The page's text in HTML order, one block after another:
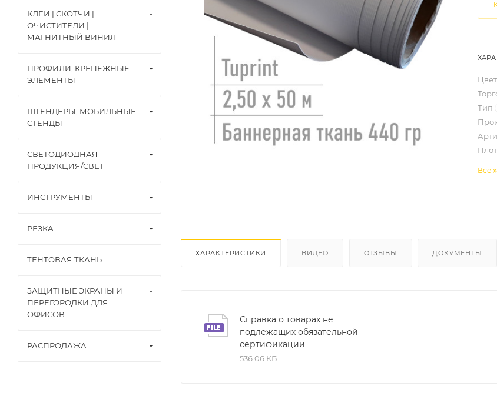
Цвет
Тип
Все
ХАРАКТЕРИСТИКИ ВИДЕО ОТЗЫВЫ ДОКУМЕНТЫ
Справка о товарах не
подлежащих обязательной
сертификации
536.06 КБ
КЛЕИ | СКОТЧИ |
ОЧИСТИТЕЛИ |
МАГНИТНЫЙ ВИНИЛ
ПРОФИЛИ, КРЕПЕЖНЫЕ
ЭЛЕМЕНТЫ
ШТЕНДЕРЫ, МОБИЛЬНЫЕ
СТЕНДЫ
СВЕТОДИОДНАЯ
ПРОДУКЦИЯ/СВЕТ
ИНСТРУМЕНТЫ
РЕЗКА
ТЕНТОВАЯ ТКАНЬ
ЗАЩИТНЫЕ ЭКРАНЫ И
ПЕРЕГОРОДКИ ДЛЯ
ОФИСОВ
РАСПРОДАЖА